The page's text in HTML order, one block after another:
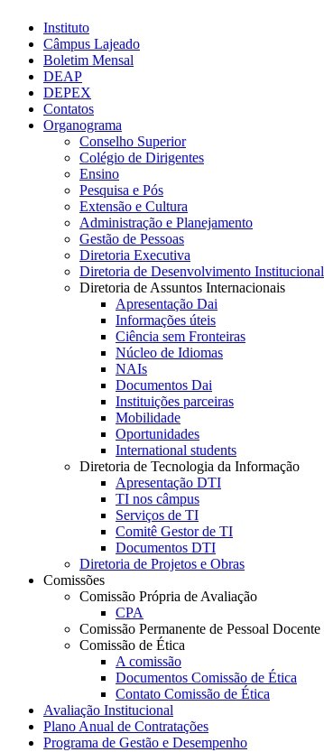
Instituto
Câmpus Lajeado
Boletim Mensal
DEAP
DEPEX
Contatos
Organograma
Conselho Superior
Colégio de Dirigentes
Ensino
Pesquisa e Pós
Extensão e Cultura
Administração e Planejamento
Gestão de Pessoas
Diretoria Executiva
Diretoria de Desenvolvimento Institucional
Diretoria de Assuntos Internacionais
Apresentação Dai
Informações úteis
Ciência sem Fronteiras
Núcleo de Idiomas
NAIs
Documentos Dai
Instituições parceiras
Mobilidade
Oportunidades
International students
Diretoria de Tecnologia da Informação
Apresentação DTI
TI nos câmpus
Serviços de TI
Comitê Gestor de TI
Documentos DTI
Diretoria de Projetos e Obras
Comissões
Comissão Própria de Avaliação
CPA
Comissão Permanente de Pessoal Docente
Comissão de Ética
A comissão
Documentos Comissão de Ética
Contato Comissão de Ética
Avaliação Institucional
Plano Anual de Contratações
Programa de Gestão e Desempenho